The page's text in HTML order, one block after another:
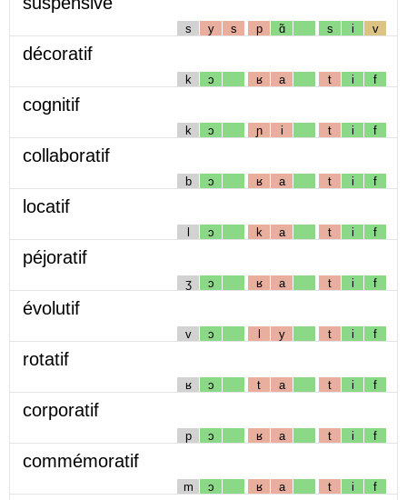
s y s p ɑ̃ s i v
décoratif
k ɔ ʁ a t i f
cognitif
k ɔ ɲ i t i f
collaboratif
b ɔ ʁ a t i f
locatif
l ɔ k a t i f
péjoratif
ʒ ɔ ʁ a t i f
évolutif
v ɔ l y t i f
rotatif
ʁ ɔ t a t i f
corporatif
p ɔ ʁ a t i f
commémoratif
m ɔ ʁ a t i f